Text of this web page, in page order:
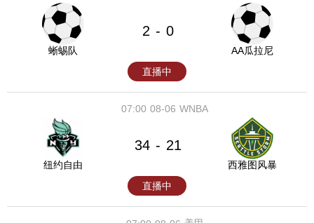
蜥蜴队
2 - 0
AA瓜拉尼
直播中
08-06
07:00 WNBA
纽约自由
34 - 21
西雅图风暴
直播中